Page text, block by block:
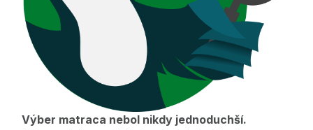
Výber matraca nebol nikdy jednoduchší.